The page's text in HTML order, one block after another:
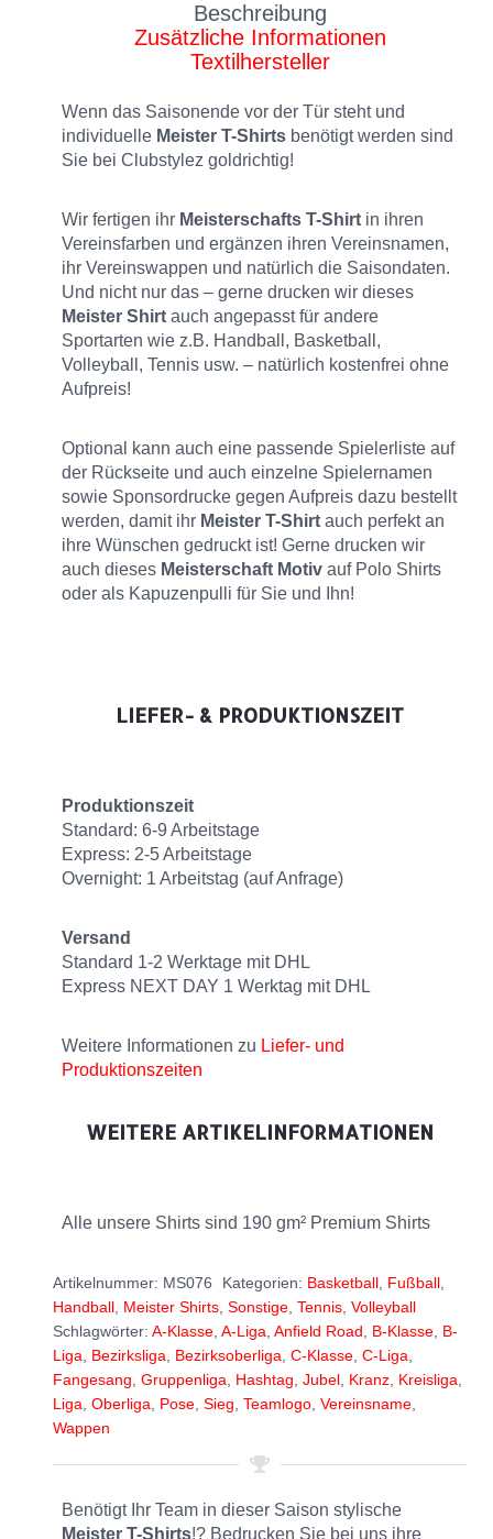
Beschreibung
Zusätzliche Informationen
Textilhersteller
Wenn das Saisonende vor der Tür steht und
individuelle Meister T-Shirts benötigt werden sind
Sie bei Clubstylez goldrichtig!
Wir fertigen ihr Meisterschafts T-Shirt in ihren
Vereinsfarben und ergänzen ihren Vereinsnamen,
ihr Vereinswappen und natürlich die Saisondaten.
Und nicht nur das – gerne drucken wir dieses
Meister Shirt auch angepasst für andere
Sportarten wie z.B. Handball, Basketball,
Volleyball, Tennis usw. – natürlich kostenfrei ohne
Aufpreis!
Optional kann auch eine passende Spielerliste auf
der Rückseite und auch einzelne Spielernamen
sowie Sponsordrucke gegen Aufpreis dazu bestellt
werden, damit ihr Meister T-Shirt auch perfekt an
ihre Wünschen gedruckt ist! Gerne drucken wir
auch dieses Meisterschaft Motiv auf Polo Shirts
oder als Kapuzenpulli für Sie und Ihn!
LIEFER- & PRODUKTIONSZEIT
Produktionszeit
Standard: 6-9 Arbeitstage
Express: 2-5 Arbeitstage
Overnight: 1 Arbeitstag (auf Anfrage)
Versand
Standard 1-2 Werktage mit DHL
Express NEXT DAY 1 Werktag mit DHL
Weitere Informationen zu Liefer- und
Produktionszeiten
WEITERE ARTIKELINFORMATIONEN
Alle unsere Shirts sind 190 gm² Premium Shirts
Artikelnummer: MS076 Kategorien: Basketball, Fußball,
Handball Meister Shirts Sonstige Tennis Volleyball
Schlagwörter: A-Klasse A-Liga Anfield Road B-Klasse B-
Liga
Bezirksliga Bezirksoberliga C-Klasse C-Liga
Fangesang Gruppenliga Hashtag Jubel Kranz Kreisliga
Liga Oberliga Pose Sieg Teamlogo Vereinsname
Wappen
Benötigt Ihr Team in dieser Saison stylische
Meister T-Shirts!? Bedrucken Sie bei uns ihre